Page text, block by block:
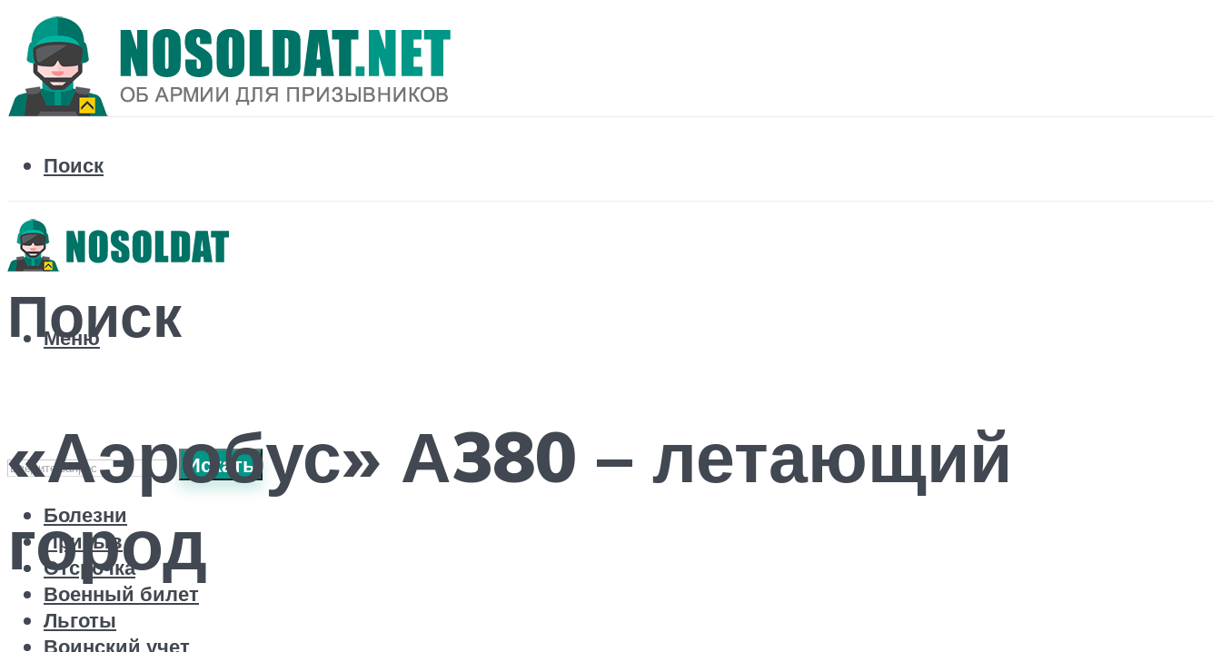
Поиск
Поиск
Искать
Болезни
Призыв
Отсрочка
Военный билет
Льготы
Воинский учет
Меню
«Аэробус» А380 – летающий
город